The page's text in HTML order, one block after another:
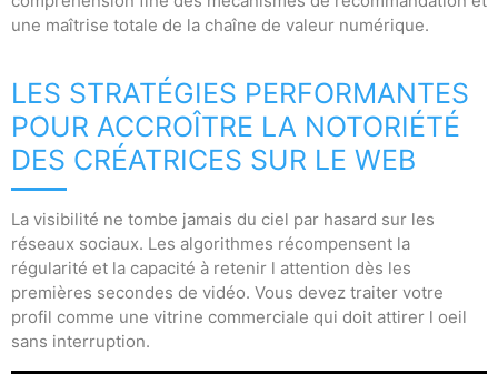
une maîtrise totale de la chaîne de valeur numérique.
LES STRATÉGIES PERFORMANTES
POUR ACCROÎTRE LA NOTORIÉTÉ
DES CRÉATRICES SUR LE WEB
La visibilité ne tombe jamais du ciel par hasard sur les
réseaux sociaux. Les algorithmes récompensent la
régularité et la capacité à retenir l attention dès les
premières secondes de vidéo. Vous devez traiter votre
profil comme une vitrine commerciale qui doit attirer l oeil
sans interruption.